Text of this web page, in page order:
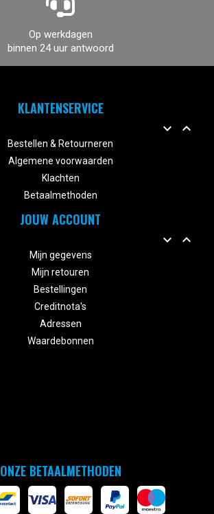
Op werkdagen
binnen 24 uur antwoord
KLANTENSERVICE
 
Bestellen & Retourneren
Algemene voorwaarden
Klachten
Betaalmethoden
JOUW ACCOUNT
 
Mijn gegevens
Mijn retouren
Bestellingen
Creditnota's
Adressen
Waardebonnen
ONZE BETAALMETHODEN